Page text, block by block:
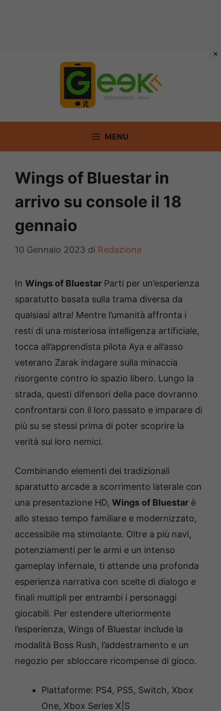
MENU
Wings of Bluestar in
arrivo su console il 18
gennaio
10 Gennaio 2023 di Redazione
In Wings of Bluestar Parti per un’esperienza
sparatutto basata sulla trama diversa da
qualsiasi altra! Mentre l’umanità affronta i
resti di una misteriosa intelligenza artificiale,
tocca all’apprendista pilota Aya e all’asso
veterano Zarak indagare sulla minaccia
risorgente contro lo spazio libero. Lungo la
strada, questi difensori della pace dovranno
confrontarsi con il loro passato e imparare di
più su se stessi prima di poter scoprire la
verità sui loro nemici.
Combinando elementi dei tradizionali
sparatutto arcade a scorrimento laterale con
una presentazione HD, Wings of Bluestar è
allo stesso tempo familiare e modernizzato,
accessibile ma stimolante. Oltre a più navi,
potenziamenti per le armi e un intenso
gameplay infernale, ti attende una profonda
esperienza narrativa con scelte di dialogo e
finali multipli per entrambi i personaggi
giocabili. Per estendere ulteriormente
l’esperienza, Wings of Bluestar include la
modalità Boss Rush, l’addestramento e un
negozio per sbloccare ricompense di gioco.
Piattaforme: PS4, PS5, Switch, Xbox
One, Xbox Series X|S